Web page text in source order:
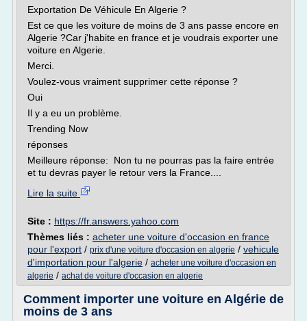
Exportation De Véhicule En Algerie ?
Est ce que les voiture de moins de 3 ans passe encore en
Algerie ?Car j'habite en france et je voudrais exporter une
voiture en Algerie.
Merci.
Voulez-vous vraiment supprimer cette réponse ?
Oui
Il y a eu un problème.
Trending Now
réponses
Meilleure réponse: Non tu ne pourras pas la faire entrée
et tu devras payer le retour vers la France....
Lire la suite
Site : https://fr.answers.yahoo.com
Thèmes liés : acheter une voiture d'occasion en france
pour l'export / prix d'une voiture d'occasion en algerie / vehicule
d'importation pour l'algerie / acheter une voiture d'occasion en
algerie / achat de voiture d'occasion en algerie
Comment importer une voiture en Algérie de
moins de 3 ans